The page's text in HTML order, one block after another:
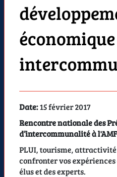
Date:15 février 2017
Rencontre nationale des
d’intercommunalité à
PLUI, tourisme, attractivité
confronter vos expériences
élus et des experts.